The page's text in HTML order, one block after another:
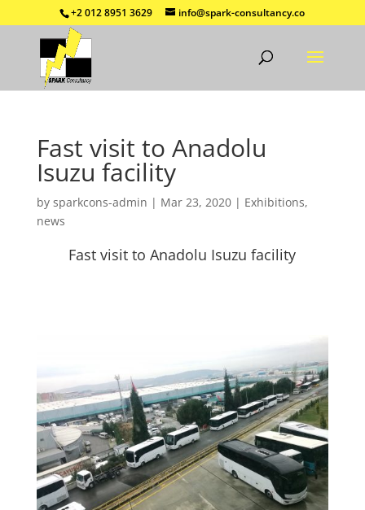
+2 012 8951 3629 info@spark-consultancy.co
Fast visit to Anadolu
Isuzu facility
by sparkcons-admin | Mar 23, 2020| Exhibitions,
news
Fast visit to Anadolu Isuzu facility